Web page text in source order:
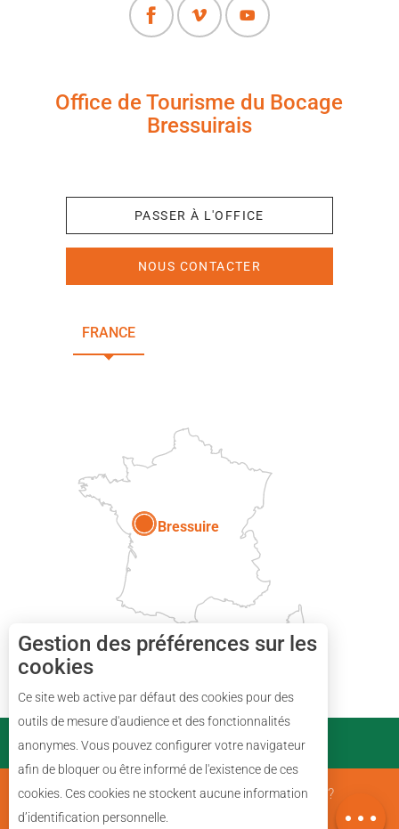
Description
Carte
Office de Tourisme du Bocage
Bressuirais
PASSER À L'OFFICE
NOUS CONTACTER
FRANCE
Bressuire
PARTENAIRES
Mentions Légales Qui sommes nous ?
Gestion des préférences sur les
cookies
Ce site web active par défaut des cookies pour des
outils de mesure d'audience et des fonctionnalités
anonymes. Vous pouvez configurer votre navigateur
afin de bloquer ou être informé de l'existence de ces
cookies. Ces cookies ne stockent aucune information
d’identification personnelle.